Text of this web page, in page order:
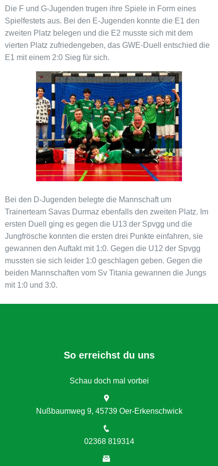
Die F und G-Jugenden trugen ihre Spiele in Form eines
Spielfestets aus. Bei den E-Jugenden konnte die E1 den
zweiten Platz belegen und die E2 musste sich mit dem
vierten Platz zufriedengeben, das GWE-Duell entschied die
E1 mit einem 2:0 Sieg für sich.
Bei den D-Jugenden belegte die Mannschaft um
Trainerteam Savas Durmaz ebenfalls den zweiten Platz. Im
ersten Duell ging es gegen die U13 der Spvgg und die
Jungfrösche konnten die ersten drei Punkte einfahren, sie
gewannen den Auftakt mit 1:0. Gegen die U12 der Spvgg
mussten sie sich leider 1:0 geschlagen geben. Gegen die
beiden Mannschaften vom Sv Titania gewannen die Jungs
mit 1:0 und 3:0.
So erreichst du uns
Schau doch mal vorbei
Nußbaumweg 9, 45739 Oer-Erkenschwick
02368 819314